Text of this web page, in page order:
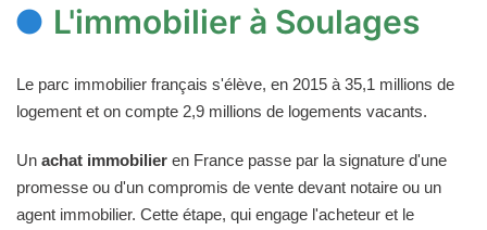
L'immobilier à Soulages
Le parc immobilier français s'élève, en 2015 à 35,1 millions de
logement et on compte 2,9 millions de logements vacants.
Un achat immobilier en France passe par la signature d'une
promesse ou d'un compromis de vente devant notaire ou un
agent immobilier. Cette étape, qui engage l'acheteur et le